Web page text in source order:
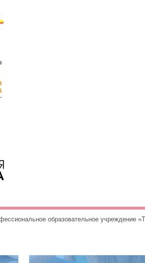
образовательное учреждение